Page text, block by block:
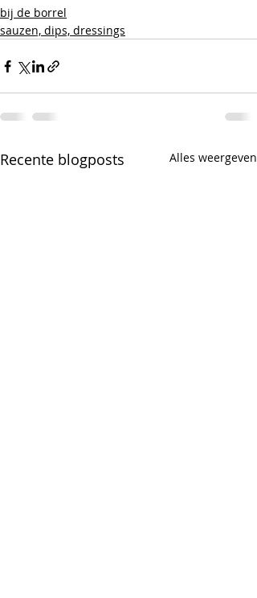
bij de borrel
sauzen, dips, dressings
Recente blogposts Alles weergeven